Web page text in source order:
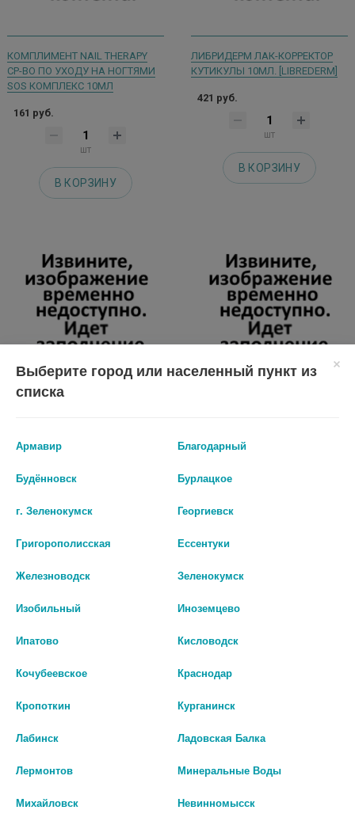
КОМПЛИМЕНТ NAIL THERAPY
СР-ВО ПО УХОДУ НА НОГТЯМИ
SOS КОМПЛЕКС 10МЛ
161 руб.
шт
В КОРЗИНУ
ЛИБРИДЕРМ ЛАК-КОРРЕКТОР
КУТИКУЛЫ 10МЛ. [LIBREDERM]
421 руб.
шт
В КОРЗИНУ
ТАНЦЫ 11МЛ.
221 руб.
шт
В КОРЗИНУ
[BELWEDER]
373 руб.
ФИНИШНОЕ ПОКРЫТИЕ С
РЕАНИМАТОР Д/ПОВР./РАССЛ.
Выберите город или населенный пункт из
списка
Армавир Благодарный
Будённовск Бурлацкое
г. Зеленокумск Георгиевск
Григорополисская Ессентуки
Железноводск Зеленокумск
Изобильный Иноземцево
Ипатово Кисловодск
Кочубеевское Краснодар
Кропоткин Курганинск
Лабинск Ладовская Балка
Лермонтов Минеральные Воды
Михайловск Невинномысск